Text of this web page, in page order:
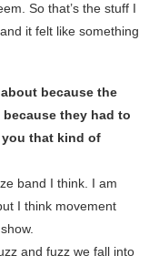
So that’s the stuff I
it felt like something
because the
they had to
you that kind of
band I think. I am
I think movement
and fuzz we fall into